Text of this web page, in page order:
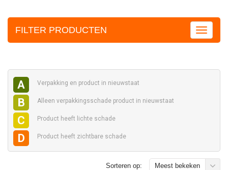
FILTER PRODUCTEN
A Verpakking en product in nieuwstaat
B Alleen verpakkingsschade product in nieuwstaat
C Product heeft lichte schade
D Product heeft zichtbare schade
Sorteren op: Meest bekeken